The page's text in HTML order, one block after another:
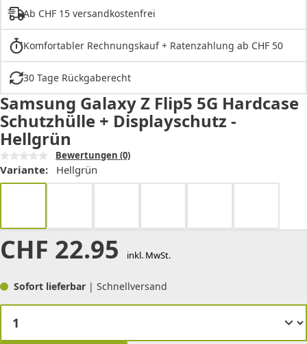
Ab CHF 15 versandkostenfrei
Komfortabler Rechnungskauf + Ratenzahlung ab CHF 50
30 Tage Rückgaberecht
Samsung Galaxy Z Flip5 5G Hardcase
Schutzhülle + Displayschutz -
Hellgrün
Bewertungen (0)
Variante: Hellgrün
CHF 22.95 inkl. MwSt.
Sofort lieferbar | Schnellversand